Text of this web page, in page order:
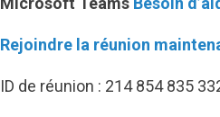
Rejoindre la réunion
ID de réunion : 214 854 835